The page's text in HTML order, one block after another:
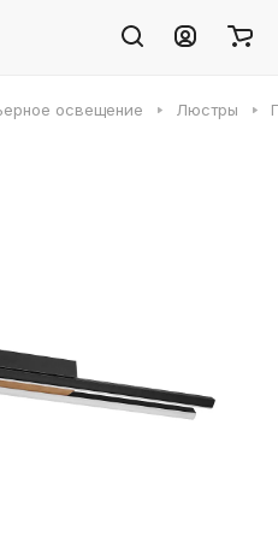
освещение Люстры